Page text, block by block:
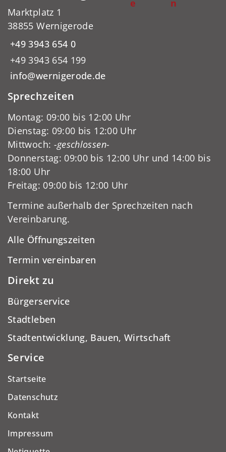
e
n
Marktplatz 1
38855 Wernigerode
+49 3943 654 0
+49 3943 654 199
info@wernigerode.de
Sprechzeiten
Montag: 09:00 bis 12:00 Uhr
Dienstag: 09:00 bis 12:00 Uhr
Mittwoch: -geschlossen-
Donnerstag: 09:00 bis 12:00 Uhr und 14:00 bis
18:00 Uhr
Freitag: 09:00 bis 12:00 Uhr
Termine außerhalb der Sprechzeiten nach
Vereinbarung.
Alle Öffnungszeiten
Termin vereinbaren
Direkt zu
Bürgerservice
Stadtleben
Stadtentwicklung, Bauen, Wirtschaft
Service
Startseite
Datenschutz
Kontakt
Impressum